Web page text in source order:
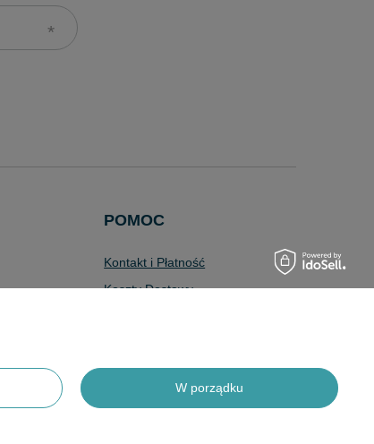
POMOC
Kontakt i Płatność
Koszty Dostawy
Program Lojalnościowy
Odstąpienie od Umowy
W porządku